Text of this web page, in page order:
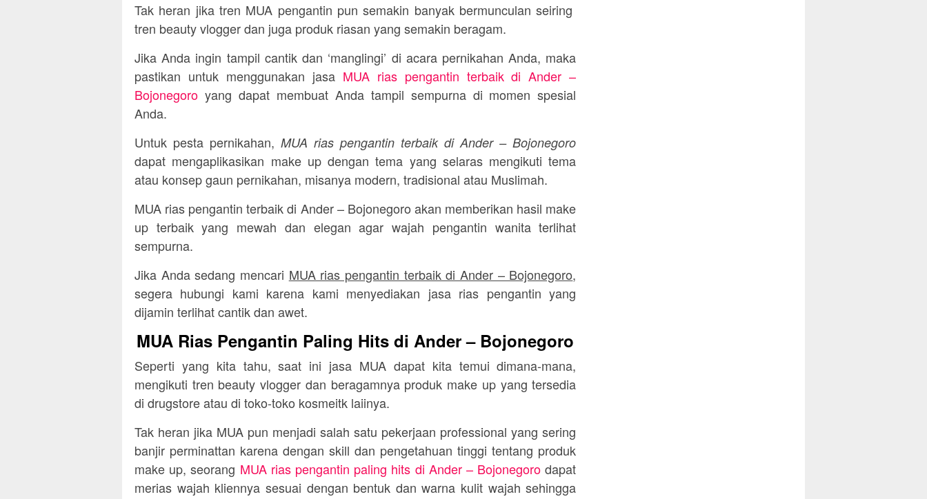
Tak heran jika tren MUA pengantin pun semakin banyak bermunculan seiring
tren beauty vlogger dan juga produk riasan yang semakin beragam.
Jika Anda ingin tampil cantik dan ‘manglingi’ di acara pernikahan Anda, maka
pastikan untuk menggunakan jasa MUA rias pengantin terbaik di Ander –
Bojonegoro yang dapat membuat Anda tampil sempurna di momen spesial
Anda.
Untuk pesta pernikahan,MUA rias pengantin terbaik di Ander – Bojonegoro
dapat mengaplikasikan make up dengan tema yang selaras mengikuti tema
atau konsep gaun pernikahan, misanya modern, tradisional atau Muslimah.
MUA rias pengantin terbaik di Ander – Bojonegoro akan memberikan hasil make
up terbaik yang mewah dan elegan agar wajah pengantin wanita terlihat
sempurna.
Jika Anda sedang mencari MUA rias pengantin terbaik di Ander – Bojonegoro,
segera hubungi kami karena kami menyediakan jasa rias pengantin yang
dijamin terlihat cantik dan awet.
MUA Rias Pengantin Paling Hits di Ander – Bojonegoro
Seperti yang kita tahu, saat ini jasa MUA dapat kita temui dimana-mana,
mengikuti tren beauty vlogger dan beragamnya produk make up yang tersedia
di drugstore atau di toko-toko kosmeitk laiinya.
Tak heran jika MUA pun menjadi salah satu pekerjaan professional yang sering
banjir perminattan karena dengan skill dan pengetahuan tinggi tentang produk
make up, seorang MUA rias pengantin paling hits di Ander – Bojonegoro dapat
merias wajah kliennya sesuai dengan bentuk dan warna kulit wajah sehingga